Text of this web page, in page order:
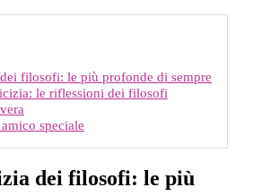
filosofi: le più profonde di sempre
le riflessioni dei filosofi
speciale
dei filosofi: le più